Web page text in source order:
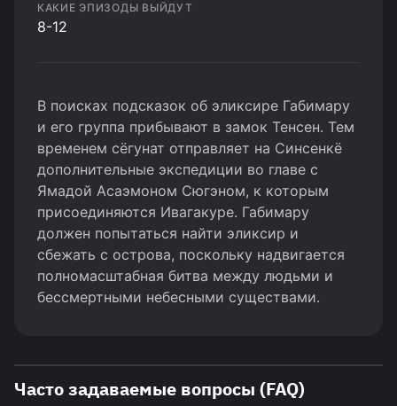
КАКИЕ ЭПИЗОДЫ ВЫЙДУТ
8-12
В поисках подсказок об эликсире Габимару
и его группа прибывают в замок Тенсен. Тем
временем сёгунат отправляет на Синсенкё
дополнительные экспедиции во главе с
Ямадой Асаэмоном Сюгэном, к которым
присоединяются Ивагакуре. Габимару
должен попытаться найти эликсир и
сбежать с острова, поскольку надвигается
полномасштабная битва между людьми и
бессмертными небесными существами.
Часто задаваемые вопросы (FAQ)